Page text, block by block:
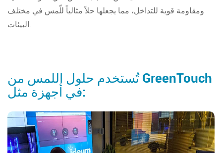
ومقاومة قوية للتداخل، مما يجعلها حلاً مثالياً للّمس في مختلف
البيئات.
تُستخدم حلول اللمس من GreenTouch
في أجهزة مثل: